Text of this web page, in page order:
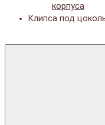
корпуса
Клипса под